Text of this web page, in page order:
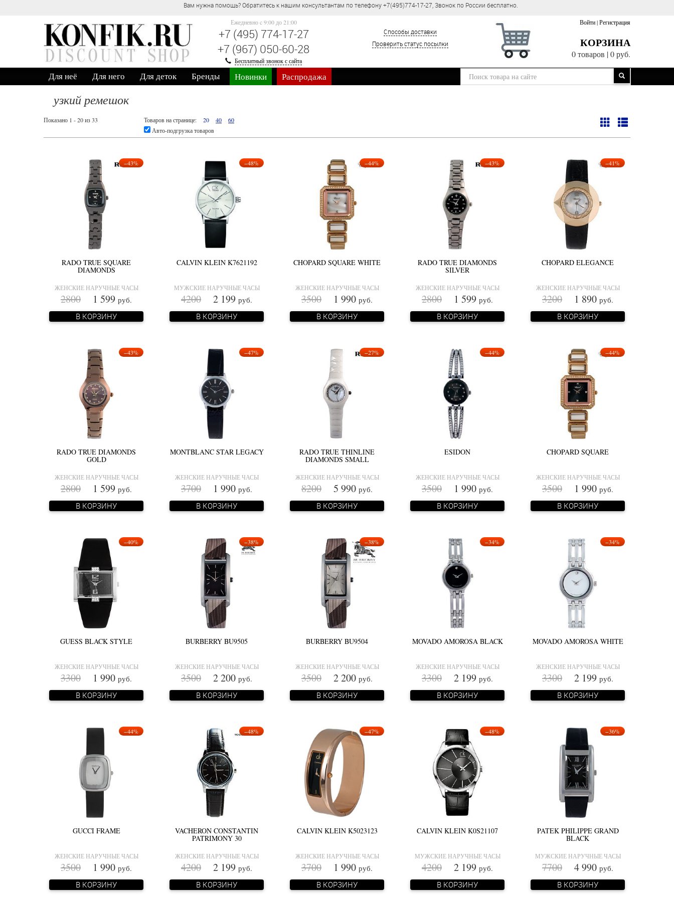
Вам нужна помощь? Обратитесь к нашим консультантам по телефону +7(495)774-17-27, Звонок по России бесплатно.
Ежедневно c 9:00 до 21:00
+7 (495) 774-17-27
+7 (967) 050-60-28
Бесплатный звонок с сайта
Способы доставки
Проверить статус посылки
Войти|Регистрация
КОРЗИНА
0 товаров |0 руб.
Для неё Для него Для деток Бренды Новинки Распродажа
узкий ремешок
Показано 1 - 20 из 33 Товаров на странице: 20 40
60
Авто-подгрузка товаров
−43%
RADO TRUE SQUARE
DIAMONDS
ЖЕНСКИЕ НАРУЧНЫЕ ЧАСЫ
2800 1 599 руб.
В КОРЗИНУ
−48%
CALVIN KLEIN K7621192
МУЖСКИЕ НАРУЧНЫЕ ЧАСЫ
4200 2 199 руб.
В КОРЗИНУ
−44%
CHOPARD SQUARE WHITE
ЖЕНСКИЕ НАРУЧНЫЕ ЧАСЫ
3500 1 990 руб.
В КОРЗИНУ
−43%
RADO TRUE DIAMONDS
SILVER
ЖЕНСКИЕ НАРУЧНЫЕ ЧАСЫ
2800 1 599 руб.
В КОРЗИНУ
−41%
CHOPARD ELEGANCE
ЖЕНСКИЕ НАРУЧНЫЕ ЧАСЫ
3200 1 890 руб.
В КОРЗИНУ
−43%
RADO TRUE DIAMONDS
GOLD
ЖЕНСКИЕ НАРУЧНЫЕ ЧАСЫ
2800 1 599 руб.
В КОРЗИНУ
−47%
MONTBLANC STAR LEGACY
ЖЕНСКИЕ НАРУЧНЫЕ ЧАСЫ
3700 1 990 руб.
В КОРЗИНУ
−27%
RADO TRUE THINLINE
DIAMONDS SMALL
ЖЕНСКИЕ НАРУЧНЫЕ ЧАСЫ
8200 5 990 руб.
В КОРЗИНУ
−44%
ESIDON
ЖЕНСКИЕ НАРУЧНЫЕ ЧАСЫ
3500 1 990 руб.
В КОРЗИНУ
−44%
CHOPARD SQUARE
ЖЕНСКИЕ НАРУЧНЫЕ ЧАСЫ
3500 1 990 руб.
В КОРЗИНУ
−40%
GUESS BLACK STYLE
ЖЕНСКИЕ НАРУЧНЫЕ ЧАСЫ
3300 1 990 руб.
В КОРЗИНУ
−38%
BURBERRY BU9505
ЖЕНСКИЕ НАРУЧНЫЕ ЧАСЫ
3500 2 200 руб.
В КОРЗИНУ
−38%
BURBERRY BU9504
ЖЕНСКИЕ НАРУЧНЫЕ ЧАСЫ
3500 2 200 руб.
В КОРЗИНУ
−34%
MOVADO AMOROSA BLACK
ЖЕНСКИЕ НАРУЧНЫЕ ЧАСЫ
3300 2 199 руб.
В КОРЗИНУ
−34%
MOVADO AMOROSA WHITE
ЖЕНСКИЕ НАРУЧНЫЕ ЧАСЫ
3300 2 199 руб.
В КОРЗИНУ
−44%
GUCCI FRAME
ЖЕНСКИЕ НАРУЧНЫЕ ЧАСЫ
3500 1 990 руб.
В КОРЗИНУ
−48%
VACHERON CONSTANTIN
PATRIMONY 30
ЖЕНСКИЕ НАРУЧНЫЕ ЧАСЫ
4200 2 199 руб.
В КОРЗИНУ
−47%
CALVIN KLEIN K5023123
ЖЕНСКИЕ НАРУЧНЫЕ ЧАСЫ
3700 1 990 руб.
В КОРЗИНУ
−48%
CALVIN KLEIN K0S21107
МУЖСКИЕ НАРУЧНЫЕ ЧАСЫ
4200 2 199 руб.
В КОРЗИНУ
−36%
PATEK PHILIPPE GRAND
BLACK
МУЖСКИЕ НАРУЧНЫЕ ЧАСЫ
7700 4 990 руб.
В КОРЗИНУ